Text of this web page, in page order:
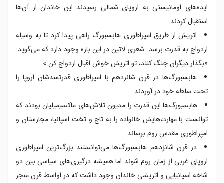
ایده‌های اومانیستی به اروپای شمالی رسیدند این خاندان از آن‌ها
استقبال کردند.
اتریش از طریق امپراطوری هابسبورگ راهی پیدا کرد تا به وسیله
ازدواج به قدرت برسد. شعری لاتین در این باره وجود دارد که می‌گوید:
«بگذار دیگران جنگ کنند، تو اتریش خوش اقبال ازدواج کن.»
هابسبورگ‌ها در قرن شانزدهم با امپراطوری قدرتمندشان اروپا را
تحت سلطه خود در آوردند.
هابسبورگ‌ها این قدرت را مدیون تلاش‌های ماکسیمیلیان بودند که
توانست با مهارت‌هایش خانواده را به تاج و تخت اسپانیا، مجارستان و
امپراطوری مقدس روم برساند.
در قرن شانزدهم هابسبورگ‌ها می‌توانستند بزرگ‌ترین امپراطوری
اروپای غربی از زمان روم شوند اما همیشه درگیری‌های سیاسی بین دو
شاخه اسپانیایی و اتریشی خاندان وجود داشت که در اواسط قرن منجر